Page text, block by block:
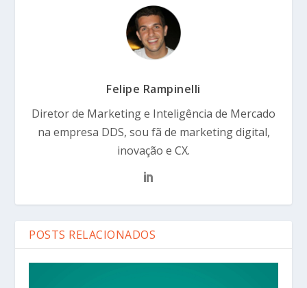
Felipe Rampinelli
Diretor de Marketing e Inteligência de Mercado
na empresa DDS, sou fã de marketing digital,
inovação e CX.
POSTS RELACIONADOS